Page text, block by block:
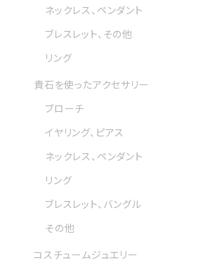
ネックレス、ペンダント
ブレスレット、その他
リング
貴石を使ったアクセサリー
ブローチ
イヤリング、ピアス
ネックレス、ペンダント
リング
ブレスレット、バングル
その他
コスチュームジュエリー